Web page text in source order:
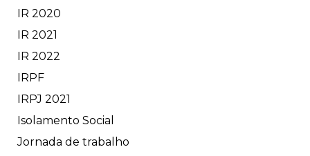
IR 2020
IR 2021
IR 2022
IRPF
IRPJ 2021
Isolamento Social
Jornada de trabalho